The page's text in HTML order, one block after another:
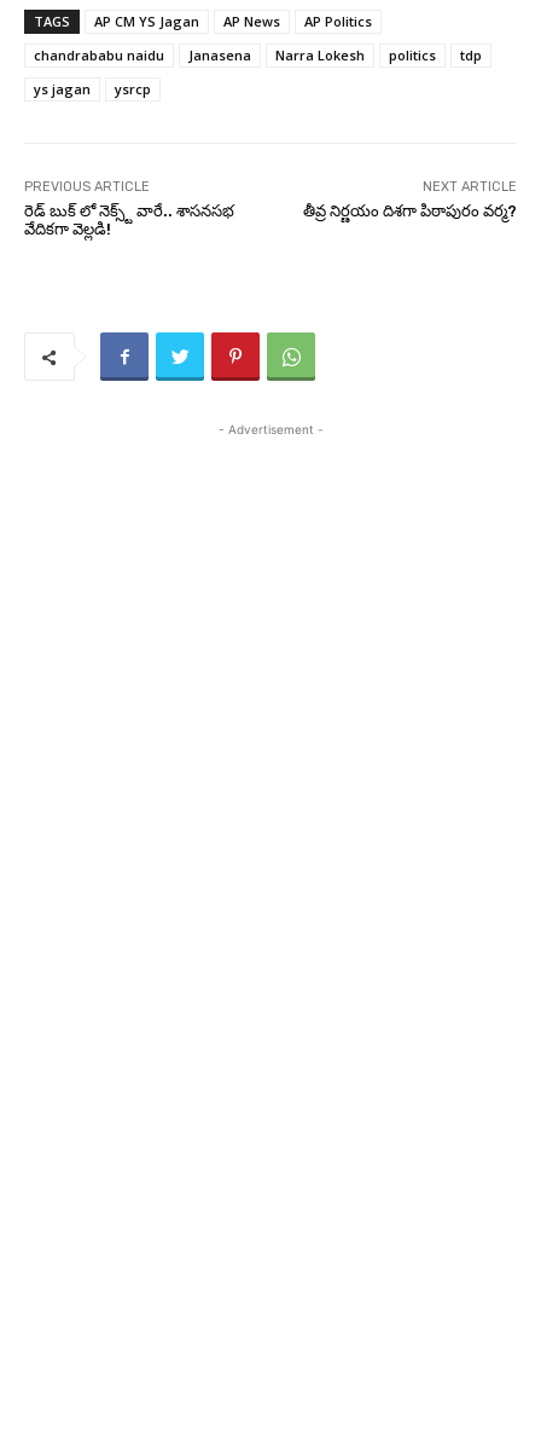
TAGS AP CM YS Jagan AP News
AP Politics
chandrababu naidu
Janasena Narra Lokesh politics
tdp
ys jagan
ysrcp
PREVIOUS ARTICLE
రెడ్ బుక్ లో నెక్స్ట్ వారే.. శాసనసభ
వేదికగా వెల్లడి!
NEXT ARTICLE
తీవ్ర నిర్ణయం దిశగా పిఠాపురం వర్మ?
- Advertisement -